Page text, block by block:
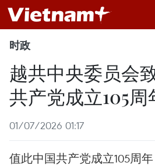
时政
越共中央委员会
共产党成立105周
01/07/2026 01:17
值此中国共产党成立105周年